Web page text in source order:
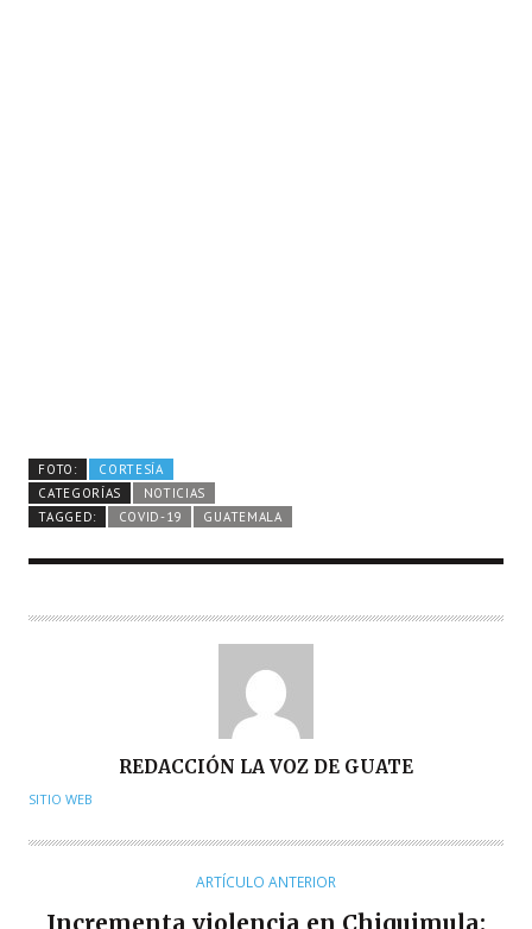
FOTO:
CORTESÍA
CATEGORÍAS
NOTICIAS
TAGGED:
COVID-19 GUATEMALA
U
O
REDACCIÓN LA VOZ DE GUATE
SITIO WEB
ARTÍCULO ANTERIOR
Incrementa violencia en Chiquimula: